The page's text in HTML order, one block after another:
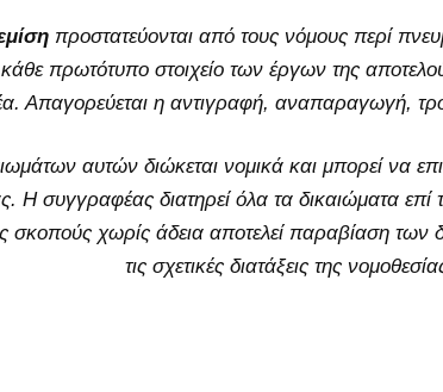
προστατεύονται από τους νόμους περί
πρωτότυπο στοιχείο των έργων της
Απαγορεύεται η αντιγραφή, αναπαραγωγή,
αυτών διώκεται νομικά και μπορεί να
Η συγγραφέας διατηρεί όλα τα δικαιώματα
χωρίς άδεια αποτελεί παραβίαση των
τις σχετικές διατάξεις της